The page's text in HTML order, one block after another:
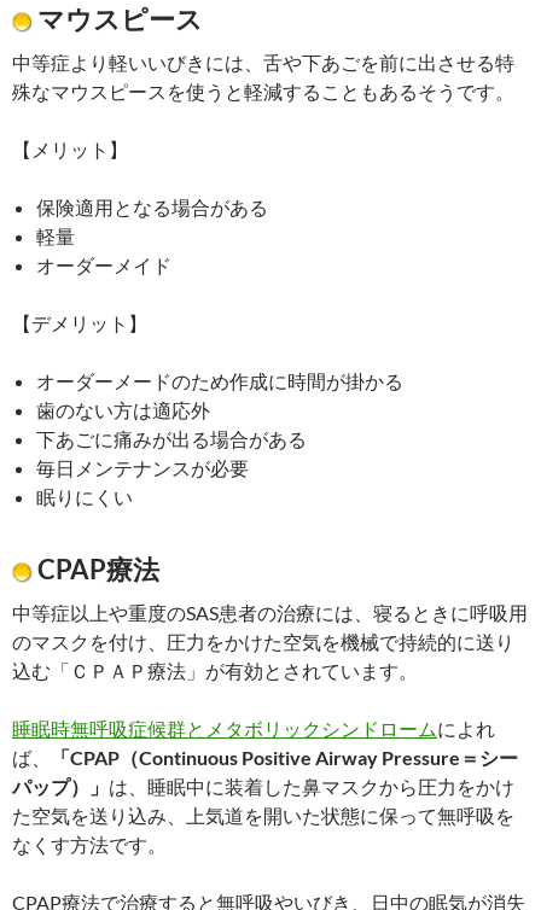
マウスピース
中等症より軽いいびきには、舌や下あごを前に出させる特
殊なマウスピースを使うと軽減することもあるそうです。
【メリット】
保険適用となる場合がある
軽量
オーダーメイド
【デメリット】
オーダーメードのため作成に時間が掛かる
歯のない方は適応外
下あごに痛みが出る場合がある
毎日メンテナンスが必要
眠りにくい
CPAP療法
中等症以上や重度のSAS患者の治療には、寝るときに呼吸用
のマスクを付け、圧力をかけた空気を機械で持続的に送り
込む「ＣＰＡＰ療法」が有効とされています。
睡眠時無呼吸症候群とメタボリックシンドロームによれ
ば、
「CPAP（Continuous Positive Airway Pressure＝シー
パップ）」 は、睡眠中に装着した鼻マスクから圧力をかけ
た空気を送り込み、上気道を開いた状態に保って無呼吸を
なくす方法です。
CPAP療法で治療すると無呼吸やいびき、日中の眠気が消失